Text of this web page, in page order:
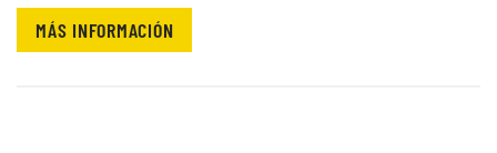
MÁS INFORMACIÓN